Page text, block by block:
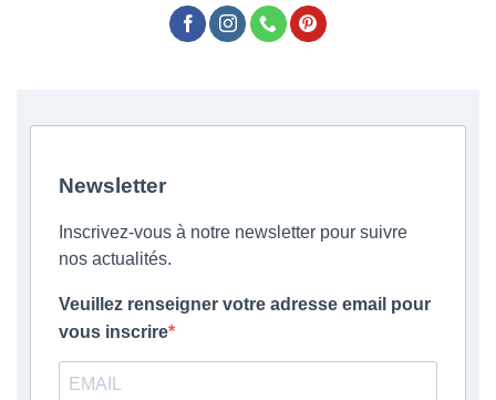
Newsletter
Inscrivez-vous à notre newsletter pour suivre
nos actualités.
Veuillez renseigner votre adresse email pour
vous inscrire